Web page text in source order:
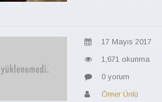
17 Mayıs 2017
1,671 okunma
0 yorum
Ömer Ünlü